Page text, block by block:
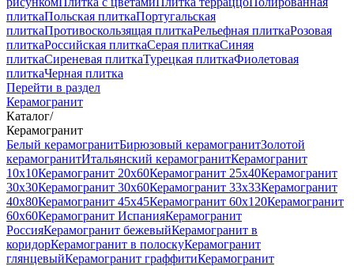
плиткаПольская плиткаПортугальская
плиткаПротивоскользящая плиткаРельефная плиткаРозовая
плиткаРоссийская плиткаСерая плиткаСиняя
плиткаСиреневая плиткаТурецкая плиткаФиолетовая
плиткаЧерная плитка
Перейти в раздел
Керамогранит
Каталог/
Керамогранит
Белый керамогранитБирюзовый керамогранитЗолотой
керамогранитИтальянский керамогранитКерамогранит
10x10Керамогранит 20x60Керамогранит 25x40Керамогранит
30x30Керамогранит 30x60Керамогранит 33x33Керамогранит
40x80Керамогранит 45x45Керамогранит 60x120Керамогранит
60x60Керамогранит ИспанияКерамогранит
РоссияКерамогранит бежевыйКерамогранит в
коридорКерамогранит в полоскуКерамогранит
глянцевыйКерамогранит граффитиКерамогранит